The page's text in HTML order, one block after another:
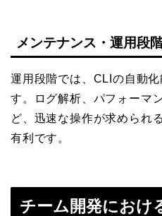
メンテナンス・運用段
運用段階では、CLIの自動
す。ログ解析、パフォーマ
ど、迅速な操作が求められ
有利です。
チーム開発におけ